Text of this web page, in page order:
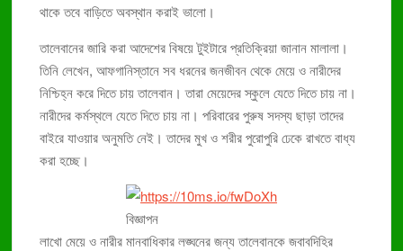
থাকে তবে বাড়িতে অবস্থান করাই ভালো।
তালেবানের জারি করা আদেশের বিষয়ে টুইটারে প্রতিক্রিয়া জানান মালালা।
তিনি লেখেন, আফগানিস্তানে সব ধরনের জনজীবন থেকে মেয়ে ও নারীদের
নিশ্চিহ্ন করে দিতে চায় তালেবান। তারা মেয়েদের স্কুলে যেতে দিতে চায় না।
নারীদের কর্মস্থলে যেতে দিতে চায় না। পরিবারের পুরুষ সদস্য ছাড়া তাদের
বাইরে যাওয়ার অনুমতি নেই। তাদের মুখ ও শরীর পুরোপুরি ঢেকে রাখতে বাধ্য
করা হচ্ছে।
বিজ্ঞাপন
লাখো মেয়ে ও নারীর মানবাধিকার লঙ্ঘনের জন্য তালেবানকে জবাবদিহির